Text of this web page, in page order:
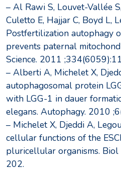
– Al Rawi S, Louvet-Vallée
Culetto E, Hajjar C, Boyd L,
Postfertilization autophagy
prevents paternal
Science. 2011
– Alberti A, Michelet X,
autophagosomal protein
with LGG-1 in dauer
elegans. Autophagy. 2010
– Michelet X, Djeddi A,
cellular functions of the
pluricellular organisms.
202.